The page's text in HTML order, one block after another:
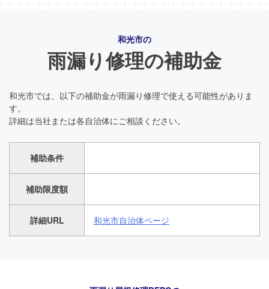
和光市の
雨漏り修理の補助金
和光市では、以下の補助金が雨漏り修理で使える可能性がありま
す。
詳細は当社または各自治体にご相談ください。
補助条件
補助限度額
詳細URL 和光市自治体ページ